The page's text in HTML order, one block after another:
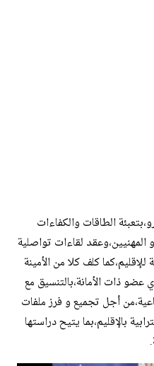
الطاقات والكفاءات
لقاءات تواصلية
كلف كلا من الأمينة
ذات الأمانة،بالتنسيق مع
أجل تجميع و فرز ملفات
بالإقليم،بما يتيح دراستها